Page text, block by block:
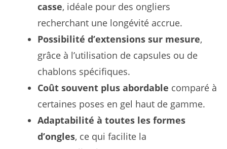
casse, idéale pour des ongliers
recherchant une longévité accrue.
Possibilité d’extensions sur mesure,
grâce à l’utilisation de capsules ou de
chablons spécifiques.
Coût souvent plus abordable comparé à
certaines poses en gel haut de gamme.
Adaptabilité à toutes les formes
d’ongles, ce qui facilite la